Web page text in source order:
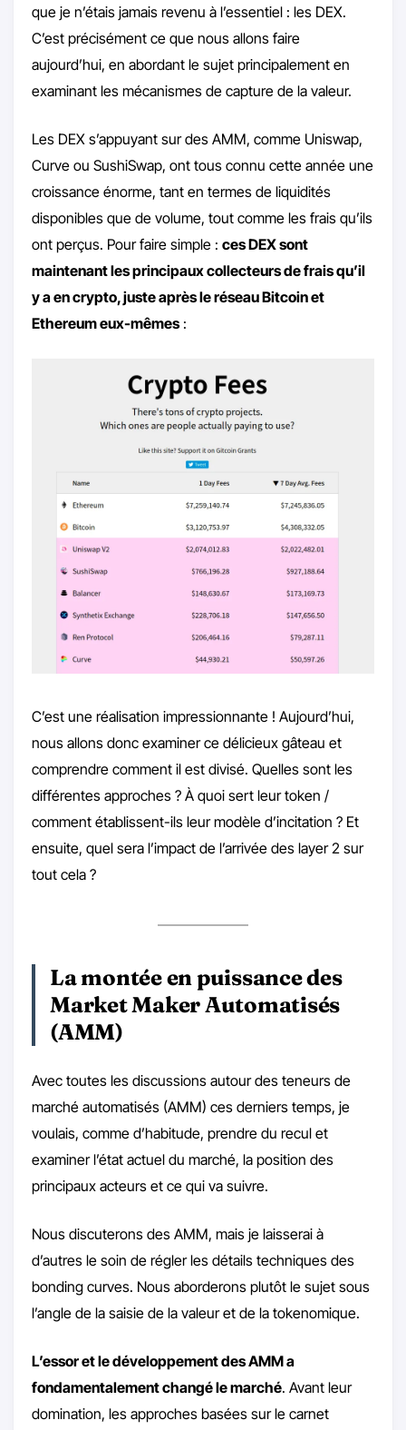
que je n’étais jamais revenu à l’essentiel : les DEX.
C’est précisément ce que nous allons faire
aujourd’hui, en abordant le sujet principalement en
examinant les mécanismes de capture de la valeur.
Les DEX s’appuyant sur des AMM, comme Uniswap,
Curve ou SushiSwap, ont tous connu cette année une
croissance énorme, tant en termes de liquidités
disponibles que de volume, tout comme les frais qu’ils
ont perçus. Pour faire simple : ces DEX sont
maintenant les principaux collecteurs de frais qu’il
y a en crypto, juste après le réseau Bitcoin et
Ethereum eux-mêmes:
C’est une réalisation impressionnante ! Aujourd’hui,
nous allons donc examiner ce délicieux gâteau et
comprendre comment il est divisé. Quelles sont les
différentes approches ? À quoi sert leur token /
comment établissent-ils leur modèle d’incitation ? Et
ensuite, quel sera l’impact de l’arrivée des layer 2 sur
tout cela ?
La montée en puissance des
Market Maker Automatisés
(AMM)
Avec toutes les discussions autour des teneurs de
marché automatisés (AMM) ces derniers temps, je
voulais, comme d’habitude, prendre du recul et
examiner l’état actuel du marché, la position des
principaux acteurs et ce qui va suivre.
Nous discuterons des AMM, mais je laisserai à
d’autres le soin de régler les détails techniques des
bonding curves. Nous aborderons plutôt le sujet sous
l’angle de la saisie de la valeur et de la tokenomique.
L’essor et le développement des AMM a
fondamentalement changé le marché. Avant leur
domination, les approches basées sur le carnet